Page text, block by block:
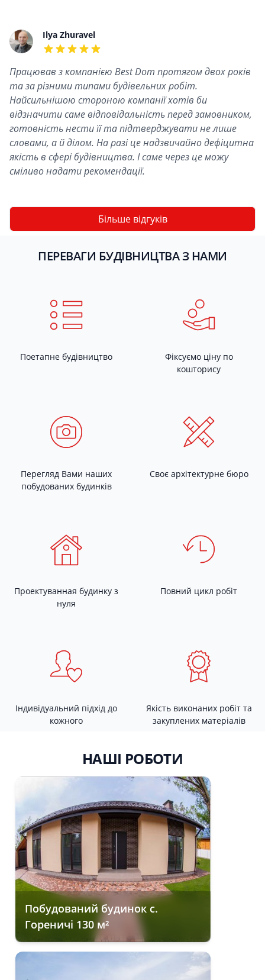
Ilya Zhuravel
Працював з компанією Best Dom протягом двох років
та за різними типами будівельних робіт.
Найсильнішою стороною компанії хотів би
відзначити саме відповідальність перед замовником,
готовність нести її та підтверджувати не лише
словами, а й ділом. На разі це надзвичайно дефіцитна
якість в сфері будівництва. І саме через це можу
сміливо надати рекомендації.
Більше відгуків
ПЕРЕВАГИ БУДІВНИЦТВА З НАМИ
Поетапне будівництво
Фіксуємо ціну по
кошторису
Перегляд Вами наших
побудованих будинків
Своє архітектурне бюро
Проектуванная будинку з
нуля
Повний цикл робіт
Індивідуальний підхід до
кожного
Якість виконаних робіт та
закуплених матеріалів
НАШІ РОБОТИ
Побудований будинок с.
Гореничі 130 м²